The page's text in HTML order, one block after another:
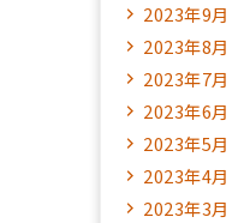
2023年9月
2023年8月
2023年7月
2023年6月
2023年5月
2023年4月
2023年3月